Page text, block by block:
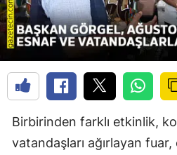
Birbirinden farklı etkinlik,
vatandaşları ağırlayan